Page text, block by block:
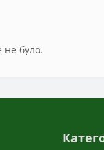
не було.